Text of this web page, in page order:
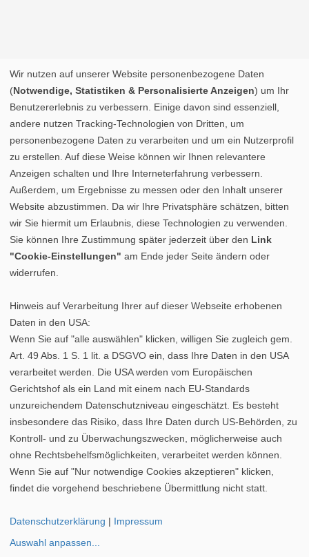
Datenschutz | Cookie-Einstellungen |
Impressum
©vipex.de
Pollenkarte Thüringen
Pollenkarte Sachsen-Anhalt
Wir nutzen auf unserer Website personenbezogene Daten
(Notwendige, Statistiken & Personalisierte Anzeigen) um Ihr
Benutzererlebnis zu verbessern. Einige davon sind essenziell,
andere nutzen Tracking-Technologien von Dritten, um
personenbezogene Daten zu verarbeiten und um ein Nutzerprofil
zu erstellen. Auf diese Weise können wir Ihnen relevantere
Anzeigen schalten und Ihre Interneterfahrung verbessern.
Außerdem, um Ergebnisse zu messen oder den Inhalt unserer
Website abzustimmen. Da wir Ihre Privatsphäre schätzen, bitten
wir Sie hiermit um Erlaubnis, diese Technologien zu verwenden.
Sie können Ihre Zustimmung später jederzeit über den Link
"Cookie-Einstellungen" am Ende jeder Seite ändern oder
widerrufen.
Hinweis auf Verarbeitung Ihrer auf dieser Webseite erhobenen
Daten in den USA:
Wenn Sie auf "alle auswählen" klicken, willigen Sie zugleich gem.
Art. 49 Abs. 1 S. 1 lit. a DSGVO ein, dass Ihre Daten in den USA
verarbeitet werden. Die USA werden vom Europäischen
Gerichtshof als ein Land mit einem nach EU-Standards
unzureichendem Datenschutzniveau eingeschätzt. Es besteht
insbesondere das Risiko, dass Ihre Daten durch US-Behörden, zu
Kontroll- und zu Überwachungszwecken, möglicherweise auch
ohne Rechtsbehelfsmöglichkeiten, verarbeitet werden können.
Wenn Sie auf "Nur notwendige Cookies akzeptieren" klicken,
findet die vorgehend beschriebene Übermittlung nicht statt.
Datenschutzerklärung | Impressum
Auswahl anpassen